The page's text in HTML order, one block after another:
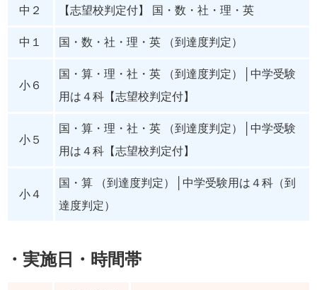
中２ 【志望校判定付】 国・数・社・理・英
中１ 国・数・社・理・英 （到達度判定）
小６
国・算・理・社・英 （到達度判定）│中学受験
用は４科【志望校判定付】
小５
国・算・理・社・英 （到達度判定）│中学受験
用は４科【志望校判定付】
小４
国・算 （到達度判定）│中学受験用は４科（到
達度判定）
・実施日・時間帯